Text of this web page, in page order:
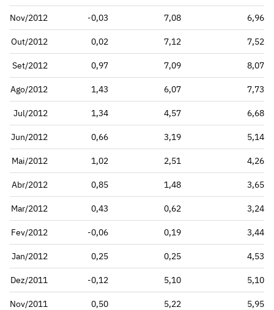
Nov/2012 -0,03 7,08 6,96
Out/2012 0,02 7,12 7,52
Set/2012 0,97 7,09 8,07
Ago/2012 1,43 6,07 7,73
Jul/2012 1,34 4,57 6,68
Jun/2012 0,66 3,19 5,14
Mai/2012 1,02 2,51 4,26
Abr/2012 0,85 1,48 3,65
Mar/2012 0,43 0,62 3,24
Fev/2012 -0,06 0,19 3,44
Jan/2012 0,25 0,25 4,53
Dez/2011 -0,12 5,10 5,10
Nov/2011 0,50 5,22 5,95